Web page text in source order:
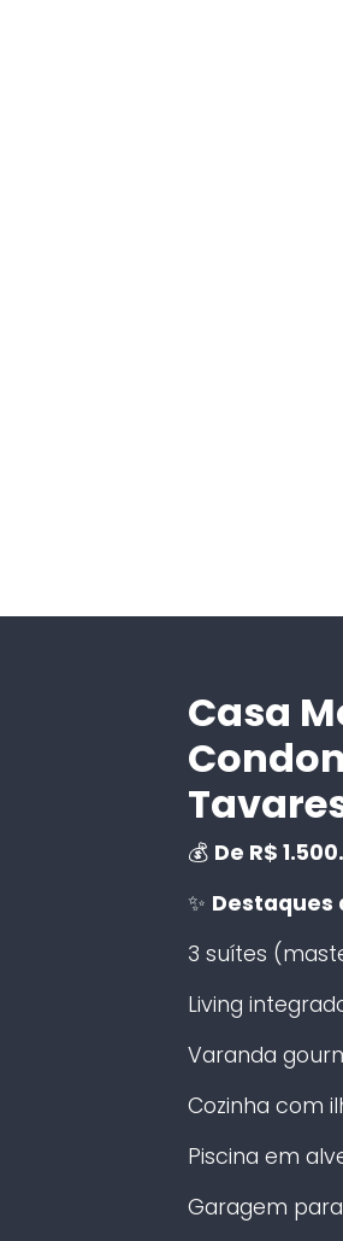
Casa
💰 De R$
✨ Destaques
3 suítes
Living
Varanda
Cozinha com
Piscina em
Garagem